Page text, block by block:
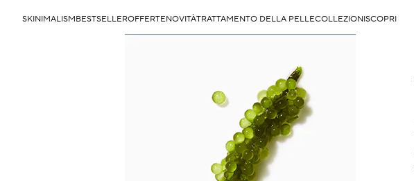
SKINIMALISMBESTSELLEROFFERTENOVITÀTRATTAMENTO DELLA PELLECOLLEZIONISCOPRI